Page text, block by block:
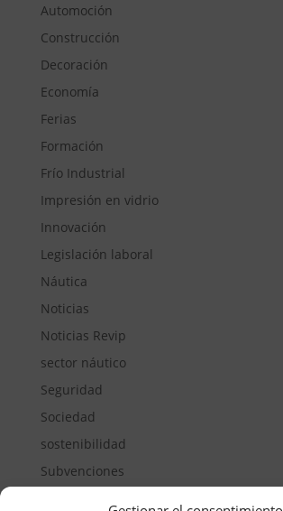
Automoción
Construcción
Decoración
Economía
Ferias
Formación
Frío Industrial
Impresión en vidrio
Innovación
Legislación laboral
Náutica
Noticias
Noticias Revip
sector náutico
Seguridad
Sociedad
sostenibilidad
Subvenciones